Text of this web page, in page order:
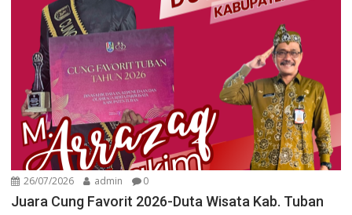
26/07/2026 admin 0
Juara Cung Favorit 2026-Duta Wisata Kab. Tuban